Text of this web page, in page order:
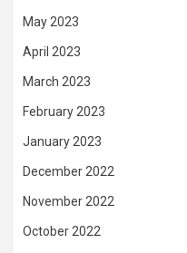
May 2023
April 2023
March 2023
February 2023
January 2023
December 2022
November 2022
October 2022